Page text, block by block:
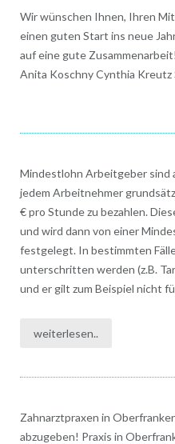
Wir wünschen Ihnen, Ihren
einen guten Start ins neue
auf eine gute
Anita Koschny Cynthia
Mindestlohn Arbeitgeber sind
jedem Arbeitnehmer
€ pro Stunde zu bezahlen.
und wird dann von einer
festgelegt. In bestimmten
unterschritten werden (z.B.
und er gilt zum Beispiel nicht
weiterlesen..
Zahnarztpraxen in
abzugeben! Praxis in